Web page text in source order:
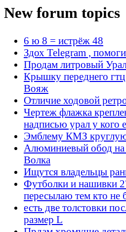
New forum topics
6 ю 8 = истрёж 48
Здох Telegram ,
Продам литровый
Крышку переднего
Вояж
Отличие ходовой
Чертеж флажка
надписью урал у кого
Эмблему КМЗ
Алюминиевый обод на
Волка
Ищутся владельцы
Футболки и нашивки
пересылаю тем кто не
есть две толстовки
размер L